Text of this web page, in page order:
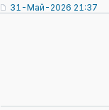
31-Май-2026 21:37